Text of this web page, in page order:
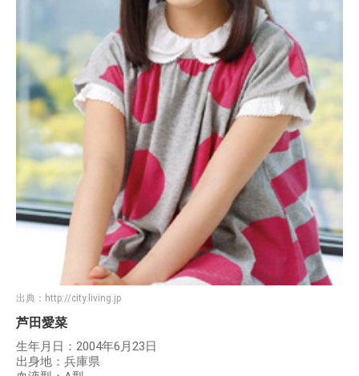
出典： http://city.living.jp
芦田愛菜
生年月日：2004年6月23日
出身地：兵庫県